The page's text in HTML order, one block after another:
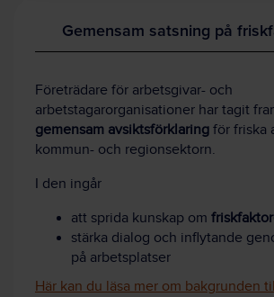
Gemensam satsning på
Företrädare för arbetsgivar- och
arbetstagarorganisationer har tagit
gemensam avsiktsförklaring för friska
kommun- och regionsektorn.
I den ingår
att sprida kunskap om
stärka dialog och inflytande
på arbetsplatser
Här kan du läsa mer om bakgrunden